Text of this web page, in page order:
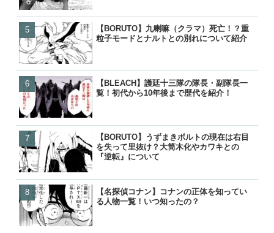
【BORUTO】九喇嘛（クラマ）死亡！？重
粒子モードとナルトとの別れについて紹介
【BLEACH】護廷十三隊の隊長・副隊長一
覧！初代から10年後まで歴代を紹介！
【BORUTO】うずまきボルトの現在は右目
を失って里抜け？大筒木化やカワキとの
『逆転』について
【名探偵コナン】コナンの正体を知ってい
る人物一覧！いつ知ったの？
【BLEACH】護廷十三隊の
覧！初代から10年後まで歴
【BORUTO】九喇嘛（クラ
粒子モードとナルトとの別
【BORUTO】うずまきボル
を失って里抜け？大筒木化
【名探偵コナン】コナンの
る人物一覧！いつ知ったの
【BORUTO】九喇嘛（クラ
粒子モードとナルトとの別
【BLEACH】護廷十三隊の
覧！初代から10年後まで歴
【BORUTO】うずまきボル
を失って里抜け？大筒木化
【名探偵コナン】コナンの
る人物一覧！いつ知ったの
【呪術廻戦】五条悟が復活
経緯と宿儺との決戦はいつ
【鬼滅の刃】鬼舞辻無惨の
た？どうやって倒したのか
【響け！ユーフォニアム】
付き合って別れた？復縁や
【BORUTO】うずまきボル
を失って里抜け？大筒木化